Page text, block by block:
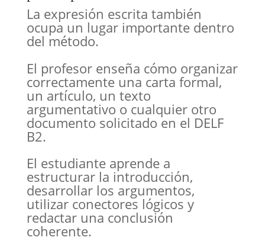
La expresión escrita también
ocupa un lugar importante dentro
del método.
El profesor enseña cómo organizar
correctamente una carta formal,
un artículo, un texto
argumentativo o cualquier otro
documento solicitado en el DELF
B2.
El estudiante aprende a
estructurar la introducción,
desarrollar los argumentos,
utilizar conectores lógicos y
redactar una conclusión
coherente.